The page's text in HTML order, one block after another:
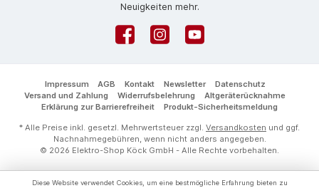
Neuigkeiten mehr.
FacebookInstagramYouTube
Impressum AGB Kontakt Newsletter
Datenschutz
Versand und Zahlung
Widerrufsbelehrung
Altgeräterücknahme
Erklärung zur Barrierefreiheit
Produkt-Sicherheitsmeldung
* Alle Preise inkl. gesetzl. Mehrwertsteuer zzgl. Versandkosten und ggf.
Nachnahmegebühren, wenn nicht anders angegeben.
© 2026 Elektro-Shop Köck GmbH - Alle Rechte vorbehalten.
Diese Website verwendet Cookies, um eine bestmögliche Erfahrung bieten zu